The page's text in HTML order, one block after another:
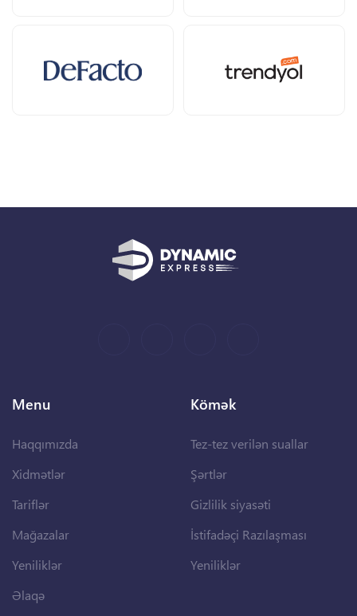
Menu
Haqqımızda
Xidmətlər
Tariflər
Mağazalar
Yeniliklər
Əlaqə
Kömək
Tez-tez verilən suallar
Şərtlər
Gizlilik siyasəti
İstifadəçi Razılaşması
Yeniliklər